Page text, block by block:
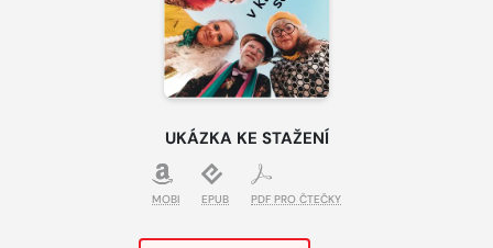
UKÁZKA KE STAŽENÍ
MOBI EPUB PDF PRO ČTEČKY